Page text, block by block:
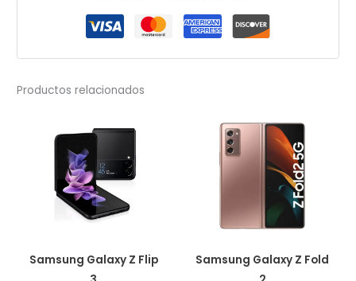
cantidad
Productos relacionados
Samsung Galaxy Z Flip
Samsung Galaxy Z Fold